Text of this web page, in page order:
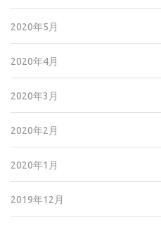
2020年5月
2020年4月
2020年3月
2020年2月
2020年1月
2019年12月